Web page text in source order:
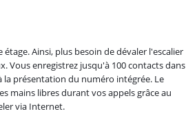
Ainsi, plus besoin de dévaler l'escalier
Vous enregistrez jusqu'à 100 contacts dans
présentation du numéro intégrée. Le
mains libres durant vos appels grâce au
via Internet.